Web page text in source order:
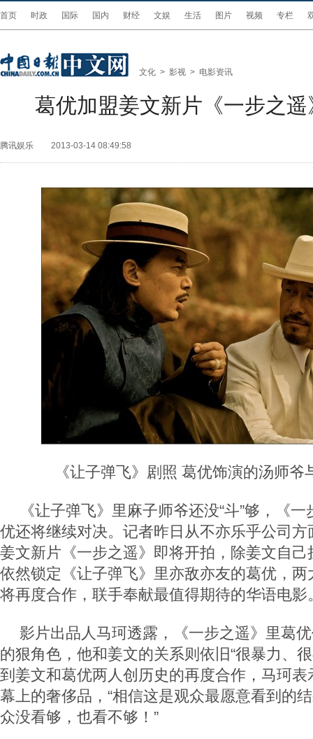
首页 时政 国际 国内 财经 文娱 生活 图片 视频 专栏
文化 > 影视 > 电影资讯
葛优加盟姜文新片《一步之
腾讯娱乐 2013-03-14 08:49:58
《让子弹飞》剧照 葛优饰演的汤师爷
《让子弹飞》里麻子师爷还没“斗”够，《
优还将继续对决。记者昨日从不亦乐乎公司
姜文新片《一步之遥》即将开拍，除姜文自
依然锁定《让子弹飞》里亦敌亦友的葛优，
将再度合作，联手奉献最值得期待的华语电影
影片出品人马珂透露，《一步之遥》里葛
的狠角色，他和姜文的关系则依旧“很暴力、
到姜文和葛优两人创历史的再度合作，马珂
幕上的奢侈品，“相信这是观众最愿意看到的
众没看够，也看不够！”